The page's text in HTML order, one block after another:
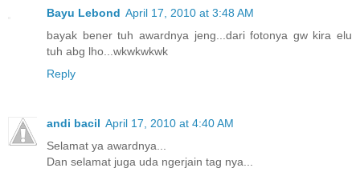
Bayu Lebond April 17, 2010 at 3:48 AM
bayak bener tuh awardnya jeng...dari fotonya gw kira elu
tuh abg lho...wkwkwkwk
Reply
andi bacil April 17, 2010 at 4:40 AM
Selamat ya awardnya...
Dan selamat juga uda ngerjain tag nya...